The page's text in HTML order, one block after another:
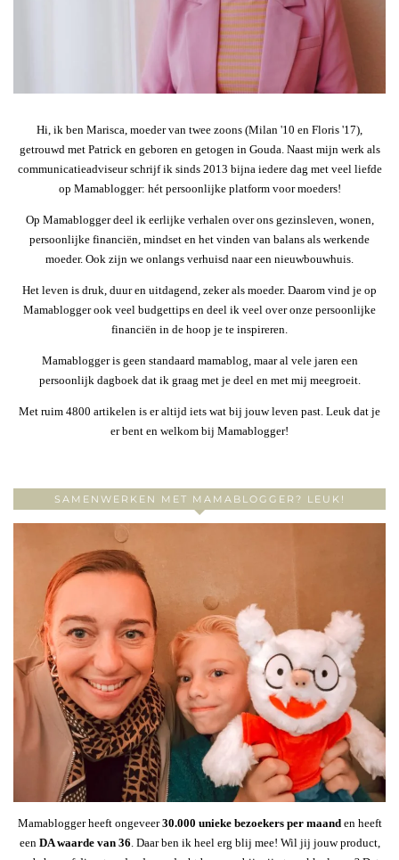
Hi, ik ben Marisca, moeder van twee zoons (Milan '10 en Floris '17),
getrouwd met Patrick en geboren en getogen in Gouda. Naast mijn werk als
communicatieadviseur schrijf ik sinds 2013 bijna iedere dag met veel liefde
op Mamablogger: hét persoonlijke platform voor moeders!
Op Mamablogger deel ik eerlijke verhalen over ons gezinsleven, wonen,
persoonlijke financiën, mindset en het vinden van balans als werkende
moeder. Ook zijn we onlangs verhuisd naar een nieuwbouwhuis.
Het leven is druk, duur en uitdagend, zeker als moeder. Daarom vind je op
Mamablogger ook veel budgettips en deel ik veel over onze persoonlijke
financiën in de hoop je te inspireren.
Mamablogger is geen standaard mamablog, maar al vele jaren een
persoonlijk dagboek dat ik graag met je deel en met mij meegroeit.
Met ruim 4800 artikelen is er altijd iets wat bij jouw leven past. Leuk dat je
er bent en welkom bij Mamablogger!
SAMENWERKEN MET MAMABLOGGER? LEUK!
Mamablogger heeft ongeveer30.000 unieke bezoekers per maanden heeft
een DA waarde van 36. Daar ben ik heel erg blij mee! Wil jij jouw product,